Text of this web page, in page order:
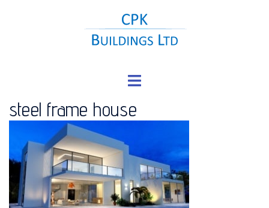
Toggle
steel frame house